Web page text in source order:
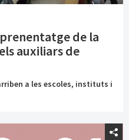
de la
auxiliars de
a les escoles, instituts i